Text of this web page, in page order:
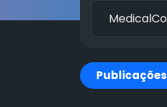
Publicações